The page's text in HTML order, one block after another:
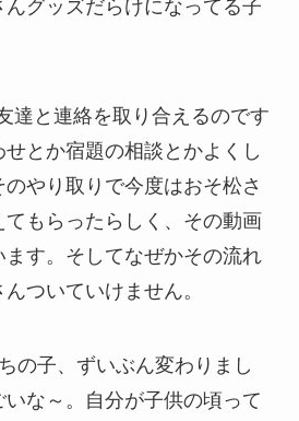
グッズだらけになってる子
達と連絡を取り合えるのです
とか宿題の相談とかよくし
やり取りで今度はおそ松さ
もらったらしく、その動画
す。そしてなぜかその流れ
ついていけません。
の子、ずいぶん変わりまし
な～。自分が子供の頃って